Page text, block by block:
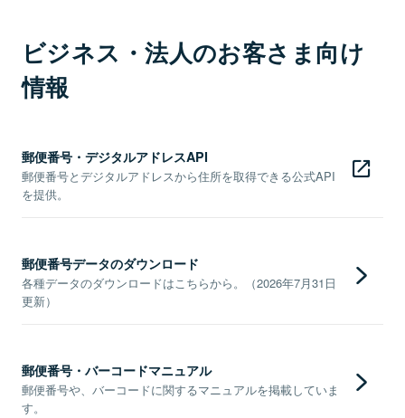
ビジネス・法人のお客さま向け
情報
郵便番号・デジタルアドレスAPI
郵便番号とデジタルアドレスから住所を取得できる公式API
を提供。
郵便番号データのダウンロード
各種データのダウンロードはこちらから。（2026年7月31日
更新）
郵便番号・バーコードマニュアル
郵便番号や、バーコードに関するマニュアルを掲載していま
す。